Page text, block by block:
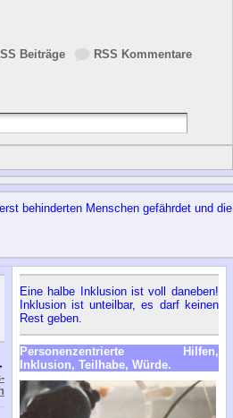
RSS Kommentare
Beiträge
behinderten Menschen gefährdet und die
Eine halbe Inklusion ist voll daneben!
Inklusion ist unteilbar, es darf keinen
Rest geben.
Personenzentrierte Hilfen,
Inklusion, Teilhabe, Würde.